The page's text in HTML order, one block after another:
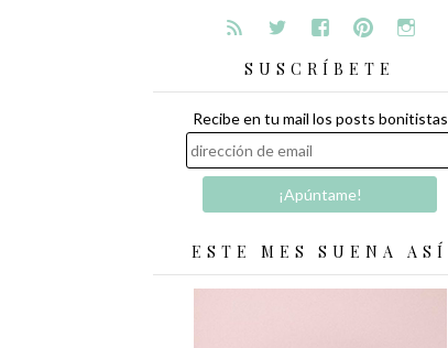
SUSCRÍBETE
Recibe en tu mail los posts bonitistas
ESTE MES SUENA ASÍ